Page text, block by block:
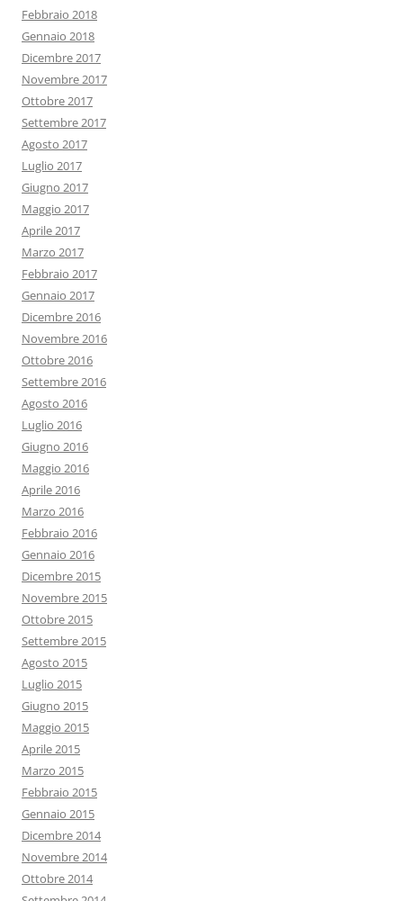
Febbraio 2018
Gennaio 2018
Dicembre 2017
Novembre 2017
Ottobre 2017
Settembre 2017
Agosto 2017
Luglio 2017
Giugno 2017
Maggio 2017
Aprile 2017
Marzo 2017
Febbraio 2017
Gennaio 2017
Dicembre 2016
Novembre 2016
Ottobre 2016
Settembre 2016
Agosto 2016
Luglio 2016
Giugno 2016
Maggio 2016
Aprile 2016
Marzo 2016
Febbraio 2016
Gennaio 2016
Dicembre 2015
Novembre 2015
Ottobre 2015
Settembre 2015
Agosto 2015
Luglio 2015
Giugno 2015
Maggio 2015
Aprile 2015
Marzo 2015
Febbraio 2015
Gennaio 2015
Dicembre 2014
Novembre 2014
Ottobre 2014